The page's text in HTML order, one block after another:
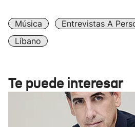
Música
Entrevistas A
Líbano
Te puede interesar